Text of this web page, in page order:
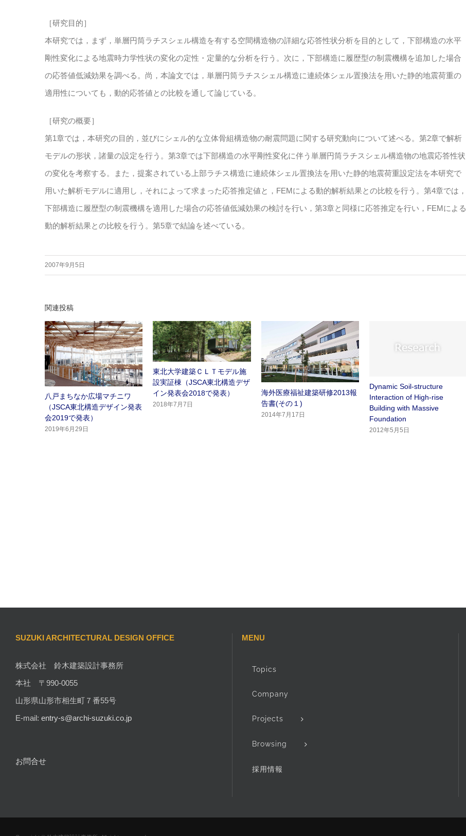
［研究目的］
本研究では，まず，単層円筒ラチスシェル構造を有する空間構造物の詳細な応答性状分析を目的として，下部構造の水平
剛性変化による地震時力学性状の変化の定性・定量的な分析を行う。次に，下部構造に履歴型の制震機構を追加した場合
の応答値低減効果を調べる。尚，本論文では，単層円筒ラチスシェル構造に連続体シェル置換法を用いた静的地震荷重の
適用性についても，動的応答値との比較を通して論じている。
［研究の概要］
第1章では，本研究の目的，並びにシェル的な立体骨組構造物の耐震問題に関する研究動向について述べる。第2章で解析
モデルの形状，諸量の設定を行う。第3章では下部構造の水平剛性変化に伴う単層円筒ラチスシェル構造物の地震応答性状
の変化を考察する。また，提案されている上部ラチス構造に連続体シェル置換法を用いた静的地震荷重設定法を本研究で
用いた解析モデルに適用し，それによって求まった応答推定値と，FEMによる動的解析結果との比較を行う。第4章では，
下部構造に履歴型の制震機構を適用した場合の応答値低減効果の検討を行い，第3章と同様に応答推定を行い，FEMによる
動的解析結果との比較を行う。第5章で結論を述べている。
2007年9月5日
関連投稿
八戸まちなか広場マチニワ
（JSCA東北構造デザイン発表
会2019で発表）
2019年6月29日
東北大学建築ＣＬＴモデル施
設実証棟（JSCA東北構造デザ
イン発表会2018で発表）
2018年7月7日
海外医療福祉建築研修2013報
告書(その１)
2014年7月17日
Dynamic Soil-structure
Interaction of High-rise
Building with Massive
Foundation
2012年5月5日
SUZUKI ARCHITECTURAL DESIGN OFFICE
株式会社 鈴木建築設計事務所
本社 〒990-0055
山形県山形市相生町７番55号
E-mail: entry-s@archi-suzuki.co.jp
お問合せ
MENU
Topics
Company
Projects
Browsing
採用情報